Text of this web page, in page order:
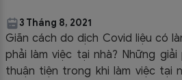
3 Tháng 8, 2021
Giãn cách do dịch Covid liệu có
phải làm việc tại nhà? Những
thuận tiện trong khi làm việc tại